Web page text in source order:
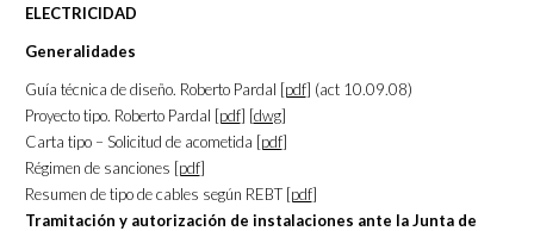
ELECTRICIDAD
Generalidades
Guía técnica de diseño. Roberto Pardal [pdf] (act 10.09.08)
Proyecto tipo. Roberto Pardal [pdf] [dwg]
Carta tipo – Solicitud de acometida [pdf]
Régimen de sanciones [pdf]
Resumen de tipo de cables según REBT [pdf]
Tramitación y autorización de instalaciones ante la Junta de